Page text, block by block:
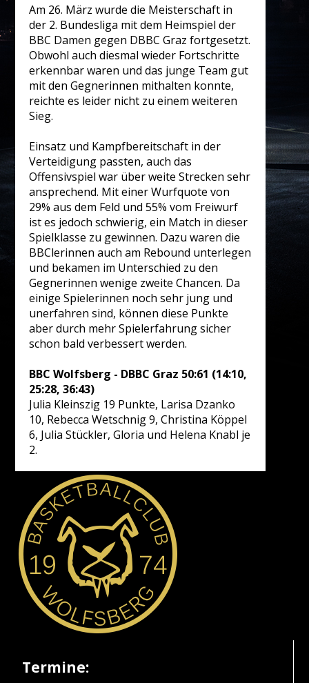
Am 26. März wurde die Meisterschaft in
der 2. Bundesliga mit dem Heimspiel der
BBC Damen gegen DBBC Graz fortgesetzt.
Obwohl auch diesmal wieder Fortschritte
erkennbar waren und das junge Team gut
mit den Gegnerinnen mithalten konnte,
reichte es leider nicht zu einem weiteren
Sieg.
Einsatz und Kampfbereitschaft in der
Verteidigung passten, auch das
Offensivspiel war über weite Strecken sehr
ansprechend. Mit einer Wurfquote von
29% aus dem Feld und 55% vom Freiwurf
ist es jedoch schwierig, ein Match in dieser
Spielklasse zu gewinnen. Dazu waren die
BBClerinnen auch am Rebound unterlegen
und bekamen im Unterschied zu den
Gegnerinnen wenige zweite Chancen. Da
einige Spielerinnen noch sehr jung und
unerfahren sind, können diese Punkte
aber durch mehr Spielerfahrung sicher
schon bald verbessert werden.
BBC Wolfsberg - DBBC Graz 50:61 (14:10,
25:28, 36:43)
Julia Kleinszig 19 Punkte, Larisa Dzanko
10, Rebecca Wetschnig 9, Christina Köppel
6, Julia Stückler, Gloria und Helena Knabl je
2.
Termine: